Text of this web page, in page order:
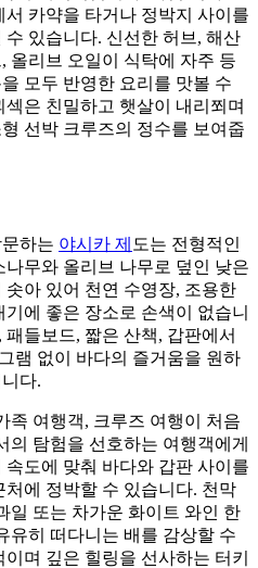
카약을 타거나 정박지 사이를
있습니다. 신선한 허브, 해산
올리브 오일이 식탁에 자주 등
모두 반영한 요리를 맛볼 수
은 친밀하고 햇살이 내리쬐며
선박 크루즈의 정수를 보여줍
하는 야시카 제 도는 전형적인
무와 올리브 나무로 덮인 낮은
아 있어 천연 수영장, 조용한
에 좋은 장소로 손색이 없습니
들보드, 짧은 산책, 갑판에서
램 없이 바다의 즐거움을 원하
다.
족 여행객, 크루즈 여행이 처음
의 탐험을 선호하는 여행객에게
도에 맞춰 바다와 갑판 사이를
에 정박할 수 있습니다. 천막
일 또는 차가운 화이트 와인 한
유히 떠다니는 배를 감상할 수
며 깊은 힐링을 선사하는 터키